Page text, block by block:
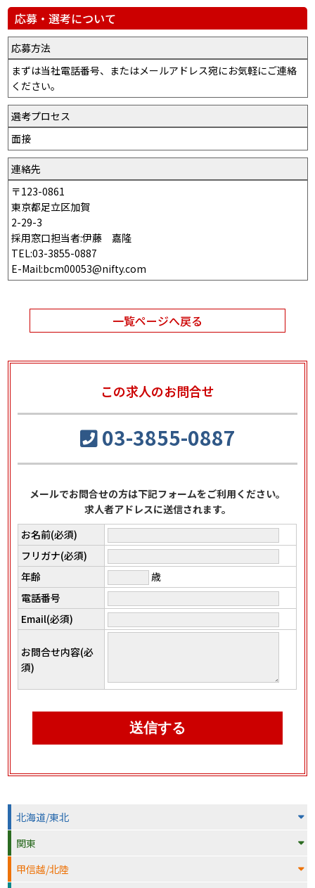
応募・選考について
応募方法
まずは当社電話番号、またはメールアドレス宛にお気軽にご連絡
ください。
選考プロセス
面接
連絡先
〒123-0861
東京都足立区加賀
2-29-3
採用窓口担当者:伊藤 嘉隆
TEL:03-3855-0887
E-Mail:bcm00053@nifty.com
一覧ページへ戻る
この求人のお問合せ
03-3855-0887
メールでお問合せの方は下記フォームをご利用ください。
求人者アドレスに送信されます。
お名前(必須)
フリガナ(必須)
年齢
歳
電話番号
Email(必須)
お問合せ内容(必
須)
北海道/東北
関東
甲信越/北陸